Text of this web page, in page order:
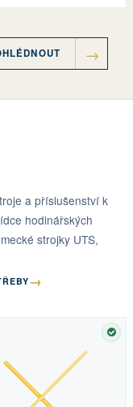
a příslušenství k
hodinářských
strojky UTS,
→